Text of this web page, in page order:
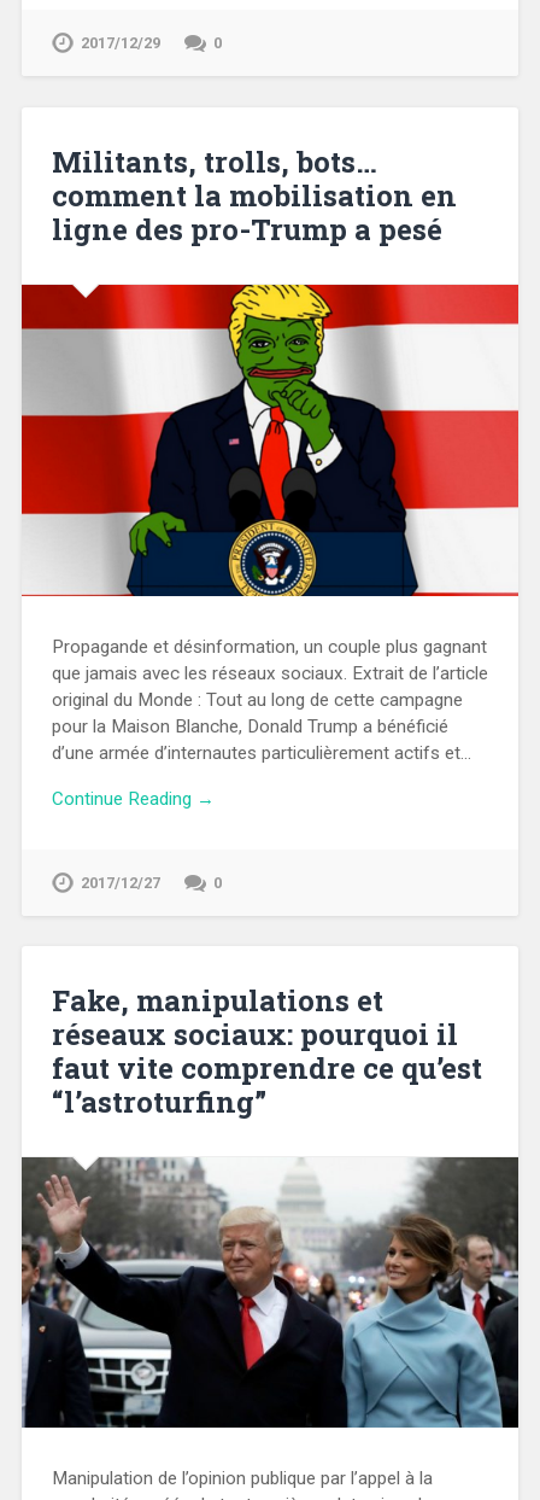
2017/12/29 0
Militants, trolls, bots…
comment la mobilisation en
ligne des pro-Trump a pesé
Propagande et désinformation, un couple plus gagnant
que jamais avec les réseaux sociaux. Extrait de l’article
original du Monde : Tout au long de cette campagne
pour la Maison Blanche, Donald Trump a bénéficié
d’une armée d’internautes particulièrement actifs et…
Continue Reading →
2017/12/27 0
Fake, manipulations et
réseaux sociaux: pourquoi il
faut vite comprendre ce qu’est
“l’astroturfing”
Manipulation de l’opinion publique par l’appel à la